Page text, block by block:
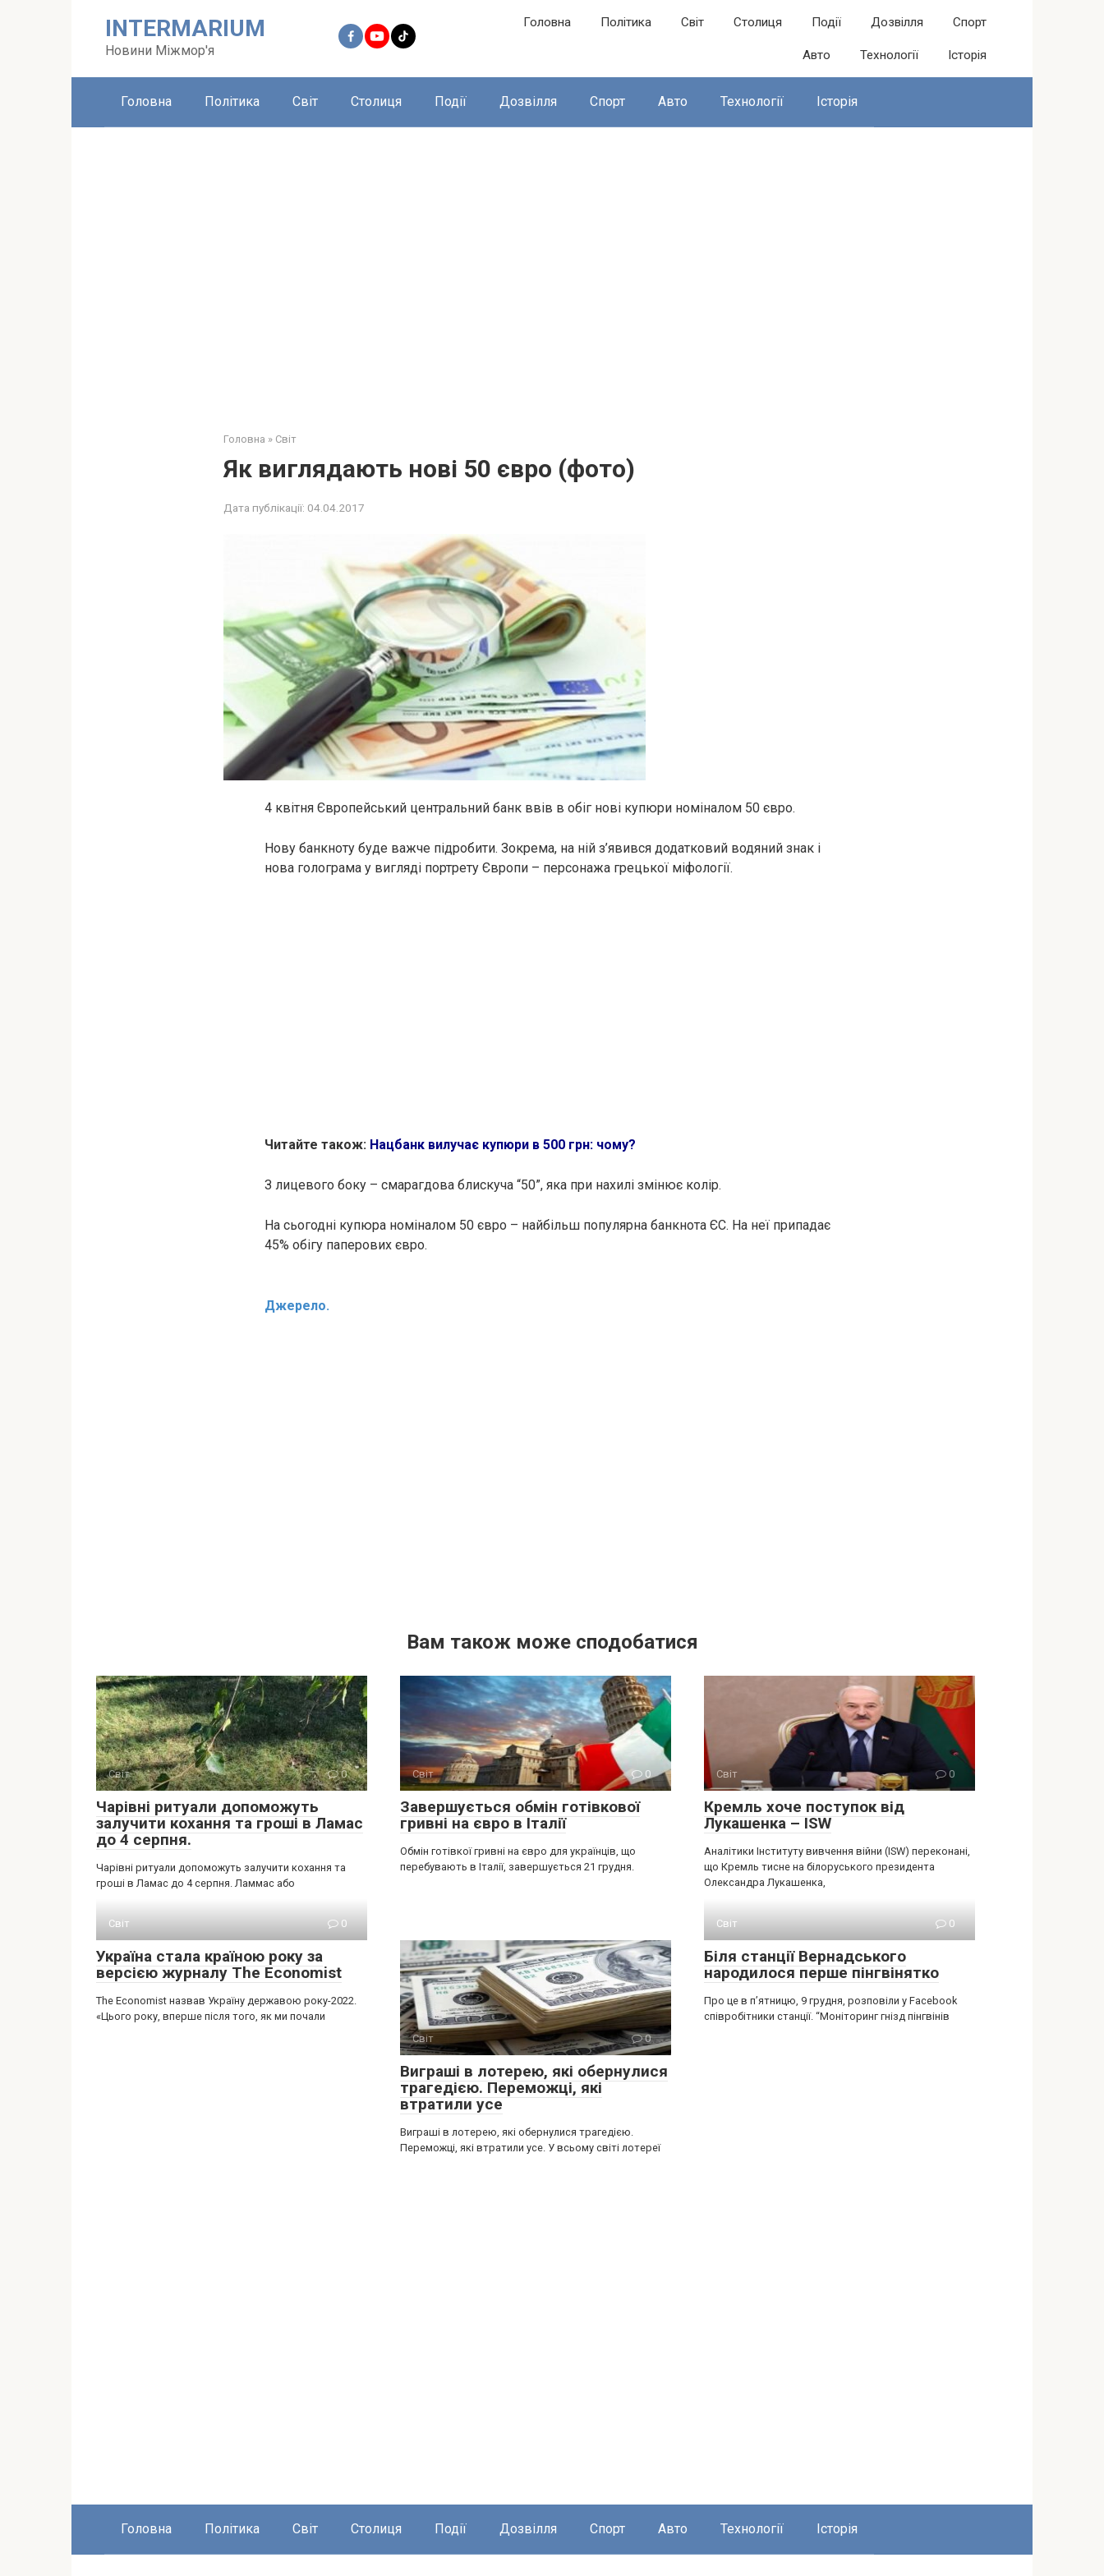
INTERMARIUM
Новини Міжмор'я
Головна Політика Світ Столиця Події Дозвілля Спорт
Авто Технології Історія
Головна Політика Світ Столиця Події Дозвілля Спорт Авто Технології Історія
Головна » Світ
Як виглядають нові 50 євро (фото)
Дата публікації: 04.04.2017
4 квітня Європейський центральний банк ввів в обіг нові купюри номіналом 50 євро.
Нову банкноту буде важче підробити. Зокрема, на ній з’явився додатковий водяний знак і
нова голограма у вигляді портрету Європи – персонажа грецької міфології.
Читайте також: Нацбанк вилучає купюри в 500 грн: чому?
З лицевого боку – смарагдова блискуча “50”, яка при нахилі змінює колір.
На сьогодні купюра номіналом 50 євро – найбільш популярна банкнота ЄС. На неї припадає
45% обігу паперових євро.
Джерело.
Вам також може сподобатися
Світ 0
Чарівні ритуали допоможуть
залучити кохання та гроші в Ламас
до 4 серпня.
Чарівні ритуали допоможуть залучити кохання та
гроші в Ламас до 4 серпня. Ламмас або
Світ 0
Завершується обмін готівкової
гривні на євро в Італії
Обмін готівкої гривні на євро для українців, що
перебувають в Італії, завершується 21 грудня.
Світ 0
Крeмль хоче поступок від
Лукaшенка – ISW
Аналітики Інституту вивчення війни (ISW) переконані,
що Кремль тисне на білоруського президента
Олександра Лукашенка,
Світ 0
Україна стала країною року за
версією журналу The Economist
The Economist назвав Україну державою року-2022.
«Цього року, вперше після того, як ми почали
Світ
0
Виграші в лотерею, які обернулися
трагедією. Переможці, які
втратили усе
Виграші в лотерею, які обернулися трагедією.
Переможці, які втратили усе. У всьому світі лотереї
Світ 0
Біля станції Вернадського
народилося перше пінгвінятко
Про це в п’ятницю, 9 грудня, розповіли у Facebook
співробітники станції. “Моніторинг гнізд пінгвінів
Головна Політика Світ Столиця Події Дозвілля Спорт Авто Технології Історія